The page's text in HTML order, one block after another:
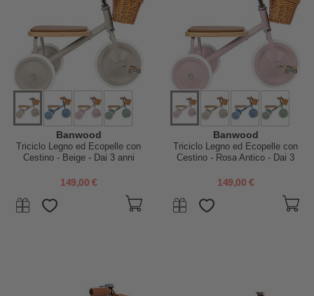
Banwood
Triciclo Legno ed Ecopelle con
Cestino - Beige - Dai 3 anni
149,00 €
Banwood
Triciclo Legno ed Ecopelle con
Cestino - Rosa Antico - Dai 3
149,00 €